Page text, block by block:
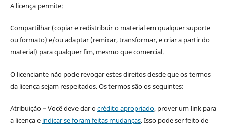
A licença permite:
Compartilhar (copiar e redistribuir o material em qualquer suporte
ou formato) e/ou adaptar (remixar, transformar, e criar a partir do
material) para qualquer fim, mesmo que comercial.
O licenciante não pode revogar estes direitos desde que os termos
da licença sejam respeitados. Os termos são os seguintes:
Atribuição – Você deve dar ocrédito apropriado, prover um link para
a licença e indicar se foram feitas mudanças. Isso pode ser feito de